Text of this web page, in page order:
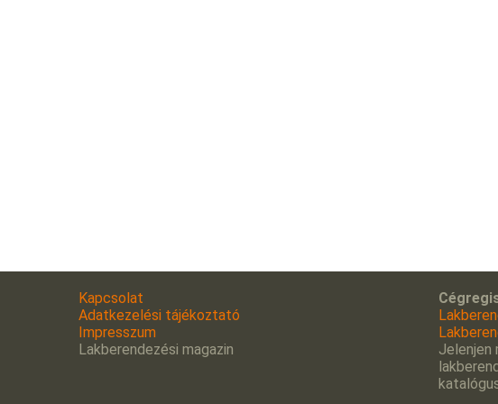
Kapcsolat
Adatkezelési tájékoztató
Impresszum
Lakberendezési magazin
Jelenjen